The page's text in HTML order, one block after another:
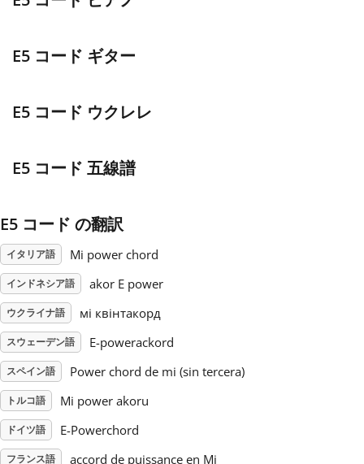
Polski
Português
Русский
E5 コード ギター
E5 コード ウクレレ
E5 コード 五線譜
E5 コード の翻訳
イタリア語 Mi power chord
インドネシア語 akor E power
ウクライナ語 мі квінтакорд
スウェーデン語 E-powerackord
スペイン語 Power chord de mi (sin tercera)
トルコ語 Mi power akoru
ドイツ語 E-Powerchord
フランス語 accord de puissance en Mi